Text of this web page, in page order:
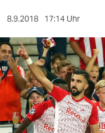
berlin
nord
wahrheit
verlag
verlag
8.9.2018 17:14 Uhr